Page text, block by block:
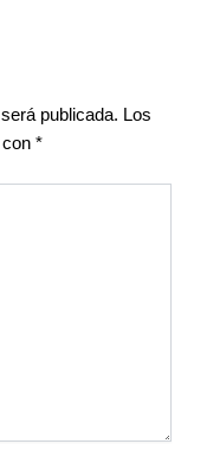
publicada. Los
*